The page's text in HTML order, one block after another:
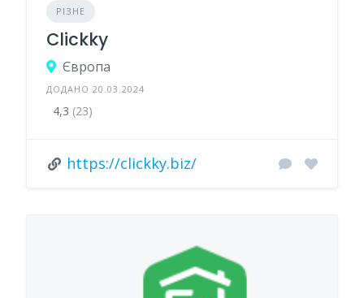
РІЗНЕ
Clickky
Європа
ДОДАНО 20.03.2024
4,3 (23)
https://clickky.biz/